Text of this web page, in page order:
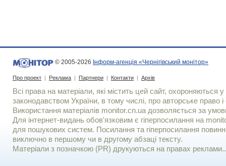
© 2005-2026 Інформ-агенція «Чернігівський монітор»
Про проект | Реклама | Партнери | Контакти | Архів
Всі права на матеріали, які містить цей сайт, охороняються у
законодавством України, в тому числі, про авторське право і
Використання матерiалiв monitor.cn.ua дозволяється за
Для iнтернет-видань обов'язковим є гiперпосилання на
для пошукових систем. Посилання та гіперпосилання
виключно в першому чи в другому абзаці тексту.
Матеріали з позначкою (PR) друкуються на правах реклами..